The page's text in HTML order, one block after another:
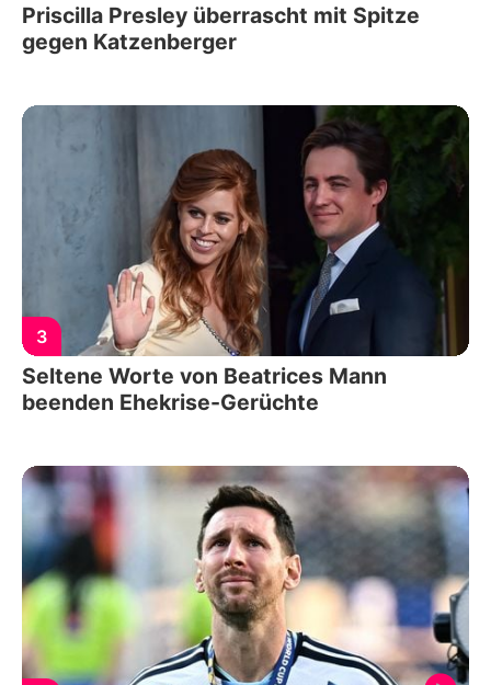
Priscilla Presley überrascht mit Spitze
gegen Katzenberger
3
Seltene Worte von Beatrices Mann
beenden Ehekrise-Gerüchte